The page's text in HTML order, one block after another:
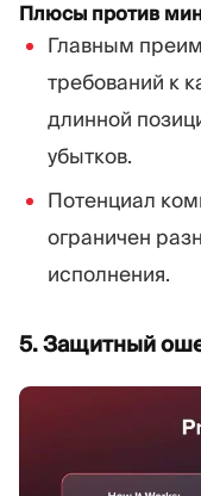
Плюсы против
Главным
требований к
длинной
убытков.
Потенциал
ограничен
исполнения.
5. Защитный